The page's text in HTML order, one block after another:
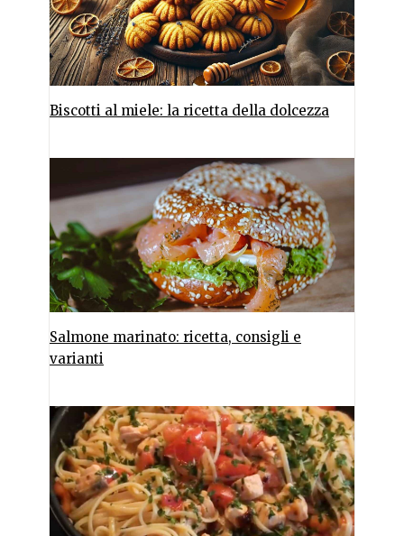
Biscotti al miele: la ricetta della dolcezza
Salmone marinato: ricetta, consigli e
varianti